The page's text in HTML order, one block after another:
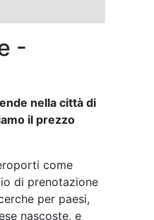
-
nella città di
il prezzo
come
di prenotazione
per paesi,
nascoste, e